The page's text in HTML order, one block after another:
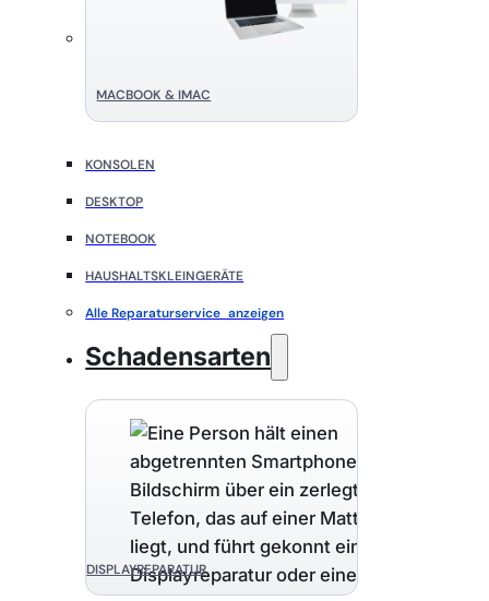
MACBOOK & IMAC
KONSOLEN
DESKTOP
NOTEBOOK
HAUSHALTSKLEINGERÄTE
Alle Reparaturservice anzeigen
Schadensarten
DISPLAYREPARATUR